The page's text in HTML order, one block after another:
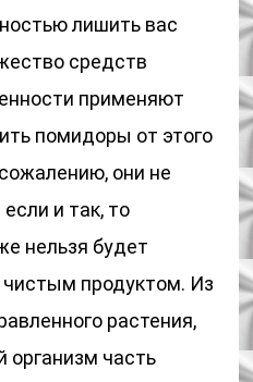
лишить вас
средств
применяют
помидоры от этого
они не
и так, то
нельзя будет
чистым продуктом. Из
растения,
организм часть